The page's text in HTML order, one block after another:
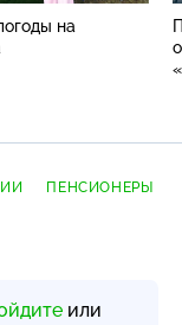
на
ПЕНСИОНЕРЫ
или